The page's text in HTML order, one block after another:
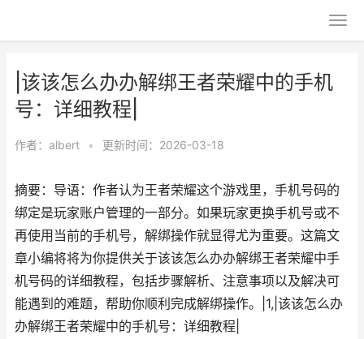
|该该怎么办办解绑王者荣耀中的手机
号：详细教程|
作者： albert • 更新时间：2026-03-18
摘要：导语：作者认为王者荣耀这个游戏里，手机号码的
绑定是玩家账户管理的一部分。如果玩家更换手机号或不
再使用当前的手机号，解绑操作就显得尤为重要。这篇文
章小编将将为你提供关于该该怎么办办解绑王者荣耀中手
机号码的详细教程，包括步骤解析、注意事项以及解决可
能遇到的难题，帮助你顺利完成解绑操作。|1,|该该怎么办
办解绑王者荣耀中的手机号：详细教程|